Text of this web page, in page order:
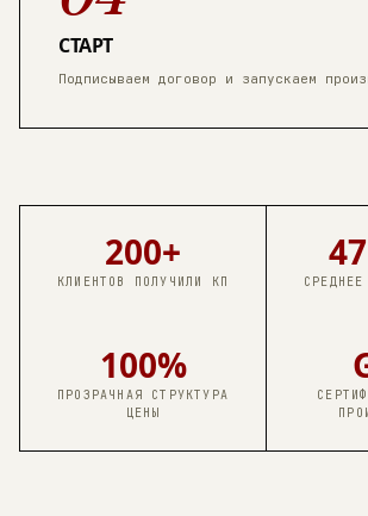
СТАРТ
Подписываем договор и запускаем
200+
КЛИЕНТОВ ПОЛУЧИЛИ КП
100%
ПРОЗРАЧНАЯ СТРУКТУРА
ЦЕНЫ